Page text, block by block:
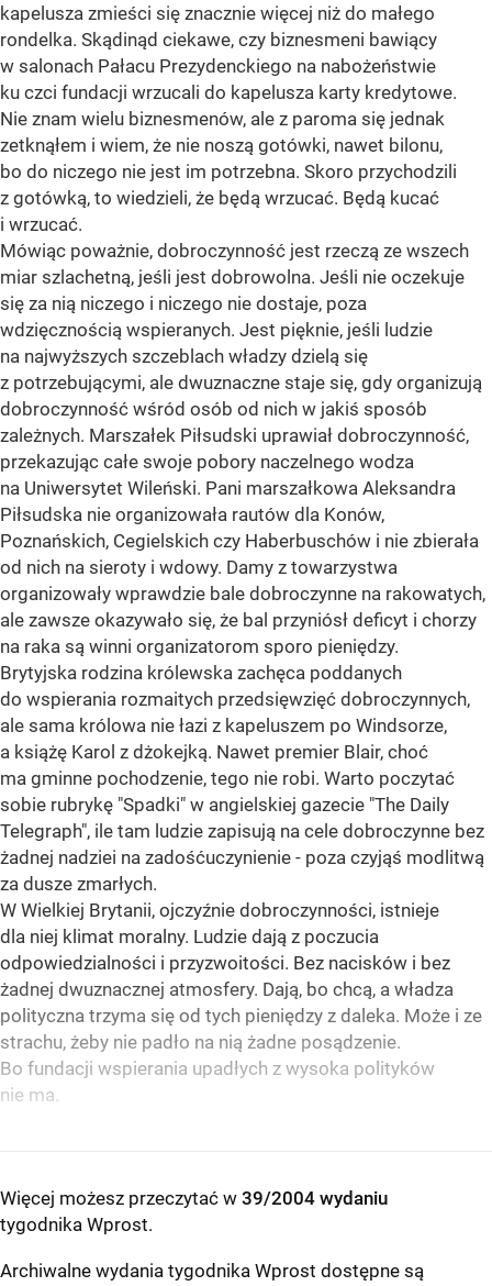
kapelusza zmieści się znacznie więcej niż do małego
rondelka. Skądinąd ciekawe, czy biznesmeni bawiący
w salonach Pałacu Prezydenckiego na nabożeństwie
ku czci fundacji wrzucali do kapelusza karty kredytowe.
Nie znam wielu biznesmenów, ale z paroma się jednak
zetknąłem i wiem, że nie noszą gotówki, nawet bilonu,
bo do niczego nie jest im potrzebna. Skoro przychodzili
z gotówką, to wiedzieli, że będą wrzucać. Będą kucać
i wrzucać.
Mówiąc poważnie, dobroczynność jest rzeczą ze wszech
miar szlachetną, jeśli jest dobrowolna. Jeśli nie oczekuje
się za nią niczego i niczego nie dostaje, poza
wdzięcznością wspieranych. Jest pięknie, jeśli ludzie
na najwyższych szczeblach władzy dzielą się
z potrzebującymi, ale dwuznaczne staje się, gdy organizują
dobroczynność wśród osób od nich w jakiś sposób
zależnych. Marszałek Piłsudski uprawiał dobroczynność,
przekazując całe swoje pobory naczelnego wodza
na Uniwersytet Wileński. Pani marszałkowa Aleksandra
Piłsudska nie organizowała rautów dla Konów,
Poznańskich, Cegielskich czy Haberbuschów i nie zbierała
od nich na sieroty i wdowy. Damy z towarzystwa
organizowały wprawdzie bale dobroczynne na rakowatych,
ale zawsze okazywało się, że bal przyniósł deficyt i chorzy
na raka są winni organizatorom sporo pieniędzy.
Brytyjska rodzina królewska zachęca poddanych
do wspierania rozmaitych przedsięwzięć dobroczynnych,
ale sama królowa nie łazi z kapeluszem po Windsorze,
a książę Karol z dżokejką. Nawet premier Blair, choć
ma gminne pochodzenie, tego nie robi. Warto poczytać
sobie rubrykę "Spadki" w angielskiej gazecie "The Daily
Telegraph", ile tam ludzie zapisują na cele dobroczynne bez
żadnej nadziei na zadośćuczynienie - poza czyjąś modlitwą
za dusze zmarłych.
W Wielkiej Brytanii, ojczyźnie dobroczynności, istnieje
dla niej klimat moralny. Ludzie dają z poczucia
odpowiedzialności i przyzwoitości. Bez nacisków i bez
żadnej dwuznacznej atmosfery. Dają, bo chcą, a władza
polityczna trzyma się od tych pieniędzy z daleka. Może i ze
strachu, żeby nie padło na nią żadne posądzenie.
Bo fundacji wspierania upadłych z wysoka polityków
nie ma.
Więcej możesz przeczytać w 39/2004 wydaniu
tygodnika Wprost.
Archiwalne wydania tygodnika Wprost dostępne są